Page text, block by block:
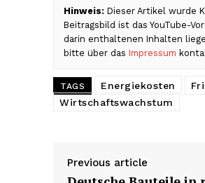
Hinweis: Dieser Artikel wurde
Beitragsbild ist das YouTube-
darin enthaltenen Inhalten
bitte über das Impressum
TAGS Energiekosten
Wirtschaftswachstum
Previous article